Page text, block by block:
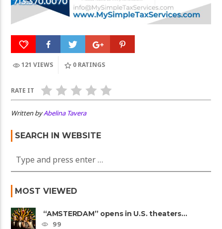
121 VIEWS 0 RATINGS
RATE IT
Written byAbelina Tavera
SEARCH IN WEBSITE
MOST VIEWED
“AMSTERDAM” opens in U.S. theaters
October 7, 2022
99